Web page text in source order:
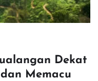
Dekat
Memacu